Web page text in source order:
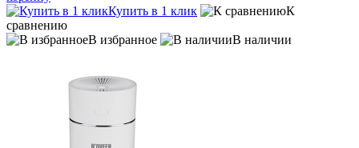
Купить в 1 клик
К
сравнению
В избранное
В наличии